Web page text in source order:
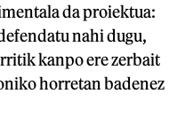
da proiektua:
nahi dugu,
kanpo ere zerbait
horretan badenez